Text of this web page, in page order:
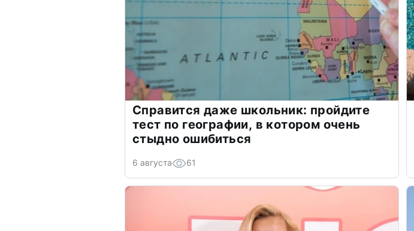
Справится даже школьник: пройдите
тест по географии, в котором очень
стыдно ошибиться
6 августа 61